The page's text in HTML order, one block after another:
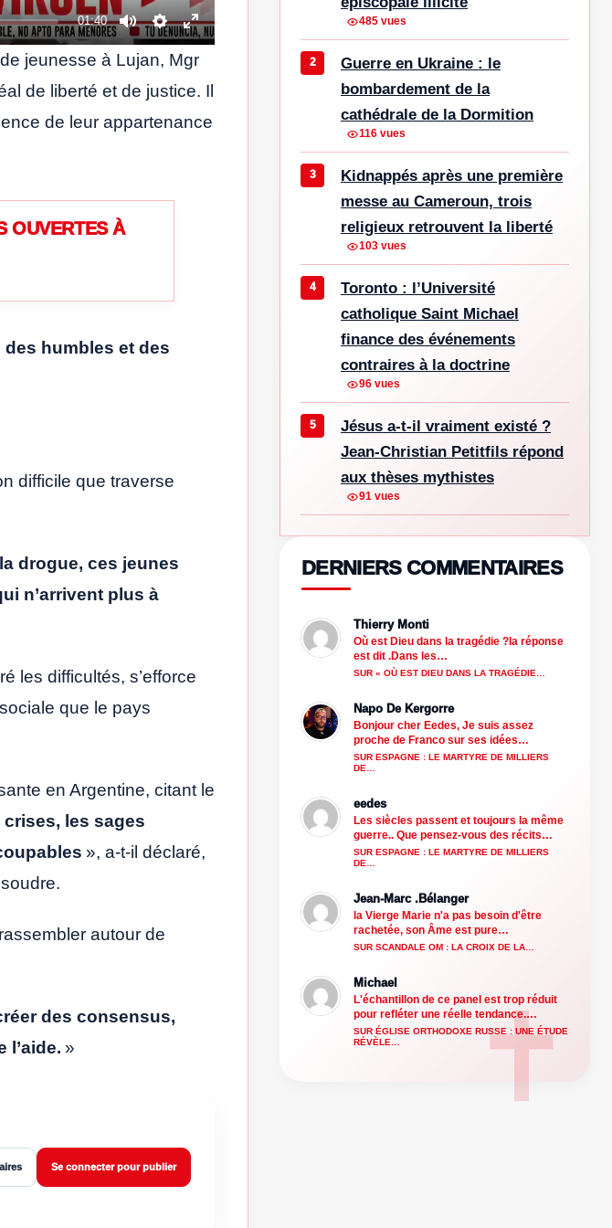
01:40
MuteSettings
Enter
fullscreen
jeunesse à Lujan, Mgr
de liberté et de justice. Il
de leur appartenance
OUVERTES À
humbles et des
difficile que traverse
drogue, ces jeunes
n’arrivent plus à
les difficultés, s’efforce
que le pays
en Argentine, citant le
crises, les sages
», a-t-il déclaré,
autour de
des consensus,
l’aide. »
Se connecter pour publier
485 vues
Guerre en Ukraine : le
bombardement de la
cathédrale de la Dormition
116 vues
Kidnappés après une première
messe au Cameroun, trois
religieux retrouvent la liberté
103 vues
Toronto : l’Université
catholique Saint Michael
finance des événements
contraires à la doctrine
96 vues
Jésus a-t-il vraiment existé ?
Jean-Christian Petitfils répond
aux thèses mythistes
91 vues
DERNIERS COMMENTAIRES
Thierry Monti
Où est Dieu dans la tragédie ?la réponse
est dit .Dans les…
SUR « OÙ EST DIEU DANS LA TRAGÉDIE…
Napo De Kergorre
Bonjour cher Eedes, Je suis assez
proche de Franco sur ses idées…
SUR ESPAGNE : LE MARTYRE DE MILLIERS
DE…
eedes
Les siècles passent et toujours la même
guerre.. Que pensez-vous des récits…
SUR ESPAGNE : LE MARTYRE DE MILLIERS
DE…
Jean-Marc .Bélanger
la Vierge Marie n'a pas besoin d'être
rachetée, son Âme est pure…
SUR SCANDALE OM : LA CROIX DE LA…
Michael
L'échantillon de ce panel est trop réduit
pour refléter une réelle tendance.…
SUR ÉGLISE ORTHODOXE RUSSE : UNE ÉTUDE
RÉVÈLE…